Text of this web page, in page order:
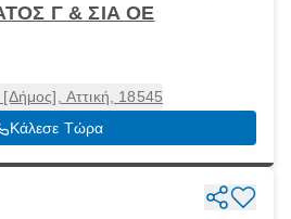
Γ & ΣΙΑ ΟΕ
Αττική, 18545
Κάλεσε Τώρα